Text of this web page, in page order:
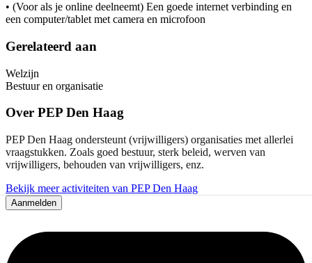
• (Voor als je online deelneemt) Een goede internet verbinding en
een computer/tablet met camera en microfoon
Gerelateerd aan
Welzijn
Bestuur en organisatie
Over PEP Den Haag
PEP Den Haag ondersteunt (vrijwilligers) organisaties met allerlei
vraagstukken. Zoals goed bestuur, sterk beleid, werven van
vrijwilligers, behouden van vrijwilligers, enz.
Bekijk meer activiteiten van PEP Den Haag
Aanmelden